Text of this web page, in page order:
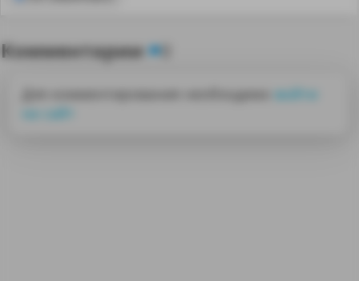
Комментарии 0
Для комментирования необходимо войти
на сайт